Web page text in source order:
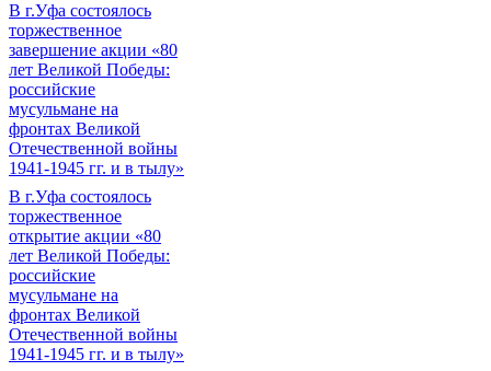
В г.Уфа состоялось
торжественное
завершение акции «80
лет Великой Победы:
российские
мусульмане на
фронтах Великой
Отечественной войны
1941-1945 гг. и в тылу»
В г.Уфа состоялось
торжественное
открытие акции «80
лет Великой Победы:
российские
мусульмане на
фронтах Великой
Отечественной войны
1941-1945 гг. и в тылу»